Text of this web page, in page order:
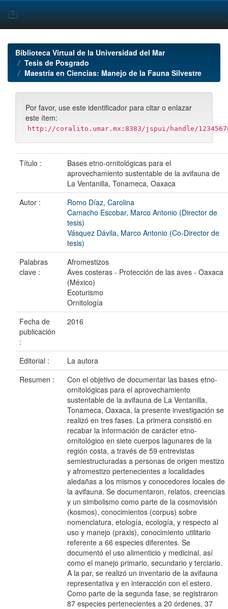
navigationBiblioteca Virtual de la Universidad del Mar
Tesis de Posgrado
Maestría en Ciencias: Manejo de la Fauna Silvestre
Por favor, use este identificador para citar o enlazar
este ítem:
http://coralito.umar.mx:8383/jspui/handle/
Título :
Bases etno-ornitológicas para el
aprovechamiento sustentable de la avifauna de
La Ventanilla, Tonameca, Oaxaca
Autor :
Romo Díaz, Carolina
Camacho Escobar, Marco Antonio (Director de
tesis)
Vásquez Dávila, Marco Antonio (Co-Director de
tesis)
Palabras
clave :
Afromestizos
Aves costeras - Protección de las aves - Oaxaca
(México)
Ecoturismo
Ornitología
Fecha de
publicación
:
2016
Editorial :
La autora
Resumen :
Con el objetivo de documentar las bases etno-
ornitológicas para el aprovechamiento
sustentable de la avifauna de La Ventanilla,
Tonameca, Oaxaca, la presente investigación se
realizó en tres fases. La primera consistió en
recabar la información de carácter etno-
ornitológico en siete cuerpos lagunares de la
región costa, a través de 59 entrevistas
semiestructuradas a personas de origen mestizo
y afromestizo pertenecientes a localidades
aledañas a los mismos y conocedores locales de
la avifauna. Se documentaron, relatos, creencias
y un simbolismo como parte de la cosmovisión
(kosmos), conocimientos (corpus) sobre
nomenclatura, etología, ecología, y respecto al
uso y manejo (praxis), conocimiento utilitario
referente a 66 especies diferentes. Se
documentó el uso alimenticio y medicinal, así
como el manejo primario, secundario y terciario.
A la par, se realizó un inventario de la avifauna
representativa y en interacción con el estero.
Como parte de la segunda fase, se registraron
87 especies pertenecientes a 20 órdenes, 37